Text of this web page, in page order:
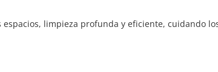
limpieza profunda y eficiente, cuidando